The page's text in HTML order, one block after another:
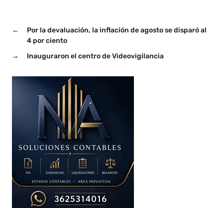
elecciones generales,
según se publicó hoy en el
←
Por la devaluación, la inflación de agosto se disparó al
4 por ciento
→
Inauguraron el centro de Videovigilancia